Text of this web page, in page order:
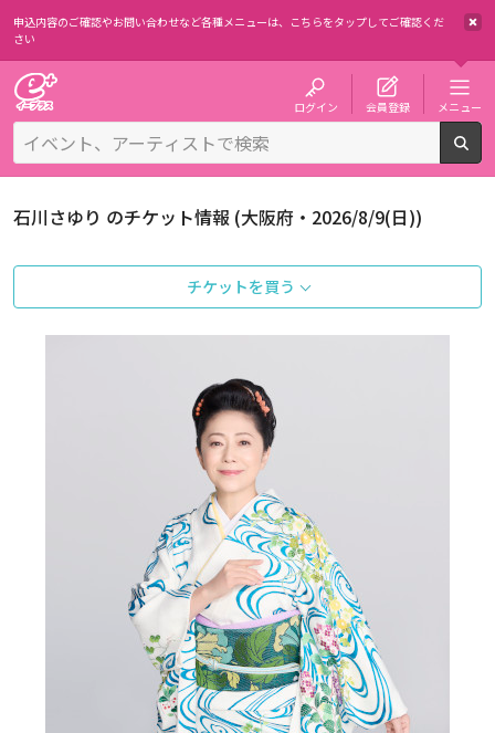
申込内容のご確認やお問い合わせなど各種メニューは、 こちらをタップしてご確認くだ
さい
ログイン 会員登録 メニュー
石川さゆり のチケット情報 (大阪府・2026/8/9(日))
チケットを買う